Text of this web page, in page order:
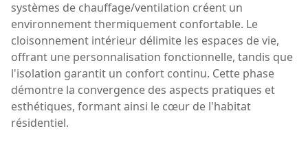
systèmes de chauffage/ventilation créent un
environnement thermiquement confortable. Le
cloisonnement intérieur délimite les espaces de vie,
offrant une personnalisation fonctionnelle, tandis que
l'isolation garantit un confort continu. Cette phase
démontre la convergence des aspects pratiques et
esthétiques, formant ainsi le cœur de l'habitat
résidentiel.